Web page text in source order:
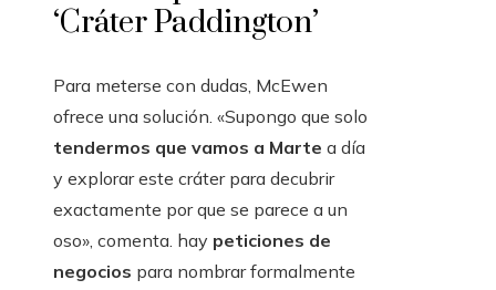
‘Cráter Paddington’
Para meterse con dudas, McEwen
ofrece una solución. «Supongo que solo
tendermos que vamos a Marte a día
y explorar este cráter para decubrir
exactamente por que se parece a un
oso», comenta. hay peticiones de
negocios para nombrar formalmente